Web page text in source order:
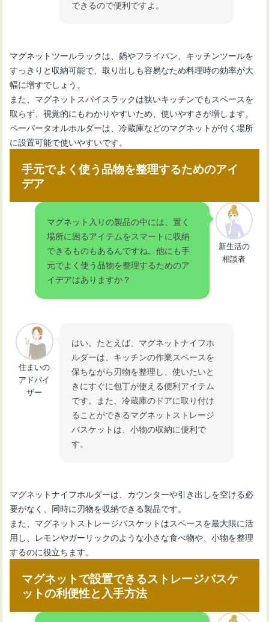
できるので便利ですよ。
マグネットツールラックは、鍋やフライパン、キッチンツールを
すっきりと収納可能で、取り出しも容易なため料理時の効率が大
幅に増すでしょう。
また、マグネットスパイスラックは狭いキッチンでもスペースを
取らず、視覚的にもわかりやすいため、使いやすさが増します。
ペーパータオルホルダーは、冷蔵庫などのマグネットが付く場所
に設置可能で使いやすいです。
手元でよく使う品物を整理するためのアイ
デア
マグネット入りの製品の中には、置く
場所に困るアイテムをスマートに収納
できるものもあるんですね。他にも手
元でよく使う品物を整理するためのア
イデアはありますか？
新生活の
相談者
住まいの
アドバイ
ザー
はい。たとえば、マグネットナイフホ
ルダーは、キッチンの作業スペースを
保ちながら刃物を整理し、使いたいと
きにすぐに包丁が使える便利アイテム
です。また、冷蔵庫のドアに取り付け
ることができるマグネットストレージ
バスケットは、小物の収納に便利で
す。
マグネットナイフホルダーは、カウンターや引き出しを空ける必
要がなく、同時に刃物を収納できる製品です。
また、マグネットストレージバスケットはスペースを最大限に活
用し、レモンやガーリックのような小さな食べ物や、小物を整理
するのに役立ちます。
マグネットで設置できるストレージバスケ
ットの利便性と入手方法